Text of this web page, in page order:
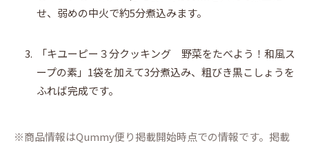
せ、弱めの中火で約5分煮込みます。
3.
「キユーピー３分クッキング 野菜をたべよう！和風ス
ープの素」1袋を加えて3分煮込み、粗びき黒こしょうを
ふれば完成です。
商品情報はQummy便り掲載開始時点での情報です。掲載